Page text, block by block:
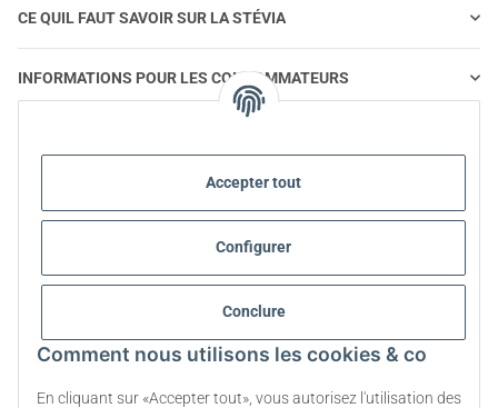
Accepter tout
Configurer
Conclure
Comment nous utilisons les cookies & co
En cliquant sur «Accepter tout», vous autorisez l'utilisation des
CE QUIL FAUT SAVOIR SUR LA STÉVIA
INFORMATIONS POUR LES CONSOMMATEURS
STEVIA | QUESTIONS ET RÉPONSES
INFORMATIONS SUR LES PRODUITS STEVIA